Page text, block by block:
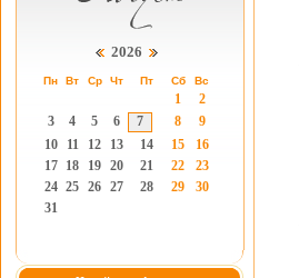
2026
Пн Вт Ср Чт Пт Сб Вс
1
2
3
4 5 6 7 8
9
10
11 12 13 14 15
16
17
18 19 20 21 22
23
24 25 26 27 28 29
30
31